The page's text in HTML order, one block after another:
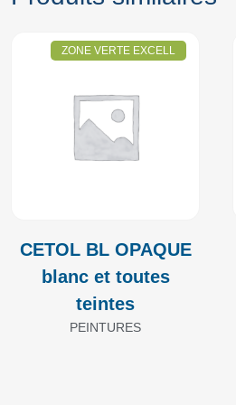
ZONE VERTE EXCELL
CETOL BL OPAQUE
blanc et toutes
teintes
PEINTURES